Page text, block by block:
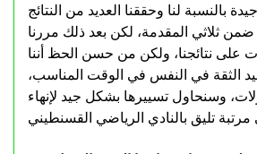
بالنسبة لنا وحققنا العديد من النتائج
ضمن ثلاثي المقدمة، لكن بعد ذلك مررنا
على نتائجنا، ولكن من حسن الحظ أننا
الثقة في النفس في الوقت المناسب،
وسنحاول تسييرها بشكل جيد لإنهاء
تليق بالنادي الرياضي القسنطيني